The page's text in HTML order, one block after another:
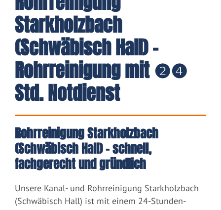
Starkholzbach
(Schwäbisch Hall) -
Rohrreinigung mit ❷❹
Std. Notdienst
Rohrreinigung Starkholzbach
(Schwäbisch Hall) – schnell,
fachgerecht und gründlich
Unsere Kanal- und Rohrreinigung Starkholzbach
(Schwäbisch Hall) ist mit einem 24-Stunden-